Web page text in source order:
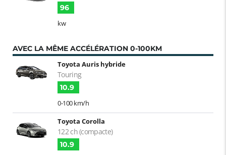
96
kw
AVEC LA MÊME ACCÉLÉRATION 0-100KM
Toyota Auris hybride
Touring
10.9
0-100 km/h
Toyota Corolla
122 ch (compacte)
10.9